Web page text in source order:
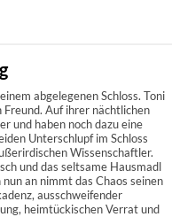
abgelegenen Schloss. Toni
Auf ihrer nächtlichen
und haben noch dazu eine
Unterschlupf im Schloss
Wissenschaftler.
und das seltsame Hausmadl
an nimmt das Chaos seinen
ausschweifender
heimtückischen Verrat und